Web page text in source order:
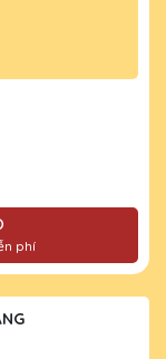
phí